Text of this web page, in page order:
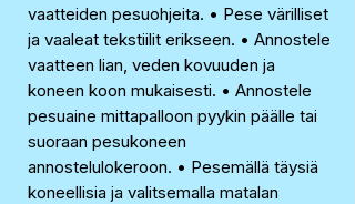
vaatteiden pesuohjeita. • Pese värilliset
ja vaaleat tekstiilit erikseen. • Annostele
vaatteen lian, veden kovuuden ja
koneen koon mukaisesti. • Annostele
pesuaine mittapalloon pyykin päälle tai
suoraan pesukoneen
annostelulokeroon. • Pesemällä täysiä
koneellisia ja valitsemalla matalan